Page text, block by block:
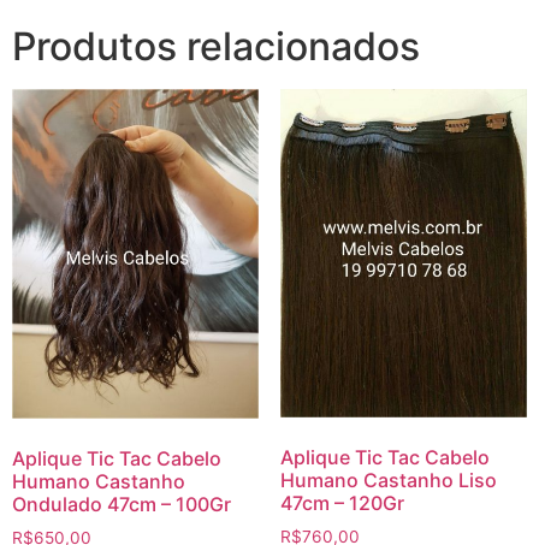
Produtos relacionados
Aplique Tic Tac Cabelo
Humano Castanho
Ondulado 47cm – 100Gr
R$650,00
Aplique Tic Tac Cabelo
Humano Castanho Liso
47cm – 120Gr
R$760,00